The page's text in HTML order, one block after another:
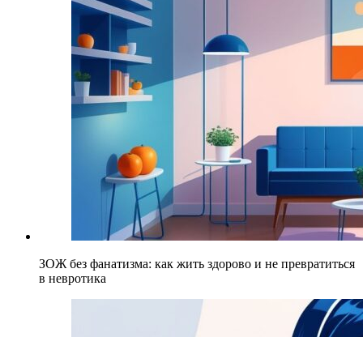
ЗОЖ без фанатизма: как жить здорово и не превратиться
в невротика